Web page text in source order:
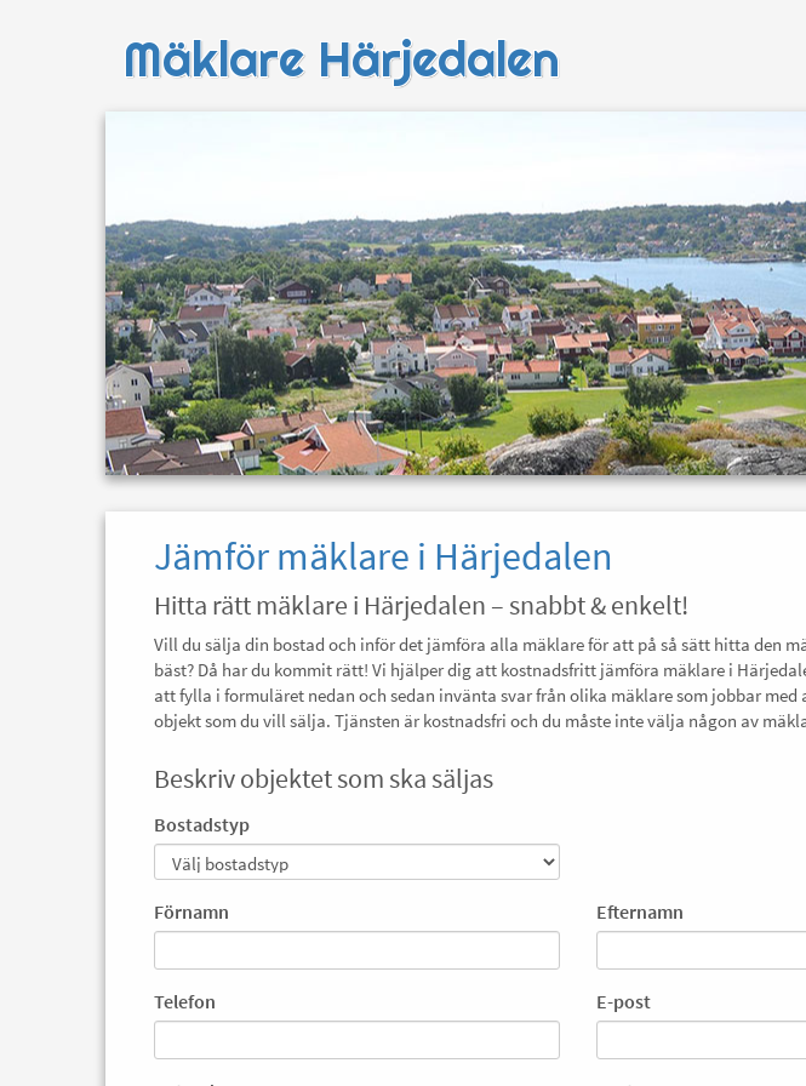
Mäklare Härjedalen
Jämför mäklare i Härjedalen
Hitta rätt mäklare i Härjedalen – snabbt & enkelt!
Vill du sälja din bostad och inför det jämföra alla mäklare för att på så sätt hitta den
bäst? Då har du kommit rätt! Vi hjälper dig att kostnadsfritt jämföra mäklare i
att fylla i formuläret nedan och sedan invänta svar från olika mäklare som jobbar med
objekt som du vill sälja. Tjänsten är kostnadsfri och du måste inte välja någon av
Beskriv objektet som ska säljas
Bostadstyp
Förnamn Efternamn
Telefon E-post